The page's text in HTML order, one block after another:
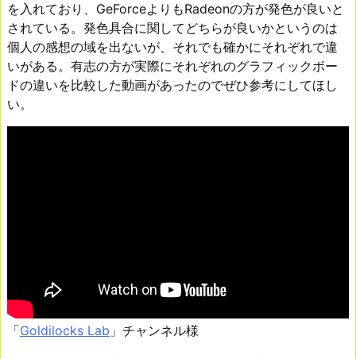
を入れており、GeForceよりもRadeonの方が発色が良いと
されている。発色具合に関してどちらが良いかというのは
個人の感想の域を出ないが、それでも確かにそれぞれで違
いがある。有志の方が実際にそれぞれのグラフィックボー
ドの違いを比較した動画があったのでぜひ参考にしてほし
い。
「Goldilocks Lab 」チャンネル様